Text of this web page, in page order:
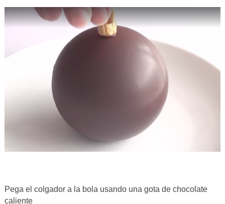
Pega el colgador a la bola usando una gota de chocolate
caliente